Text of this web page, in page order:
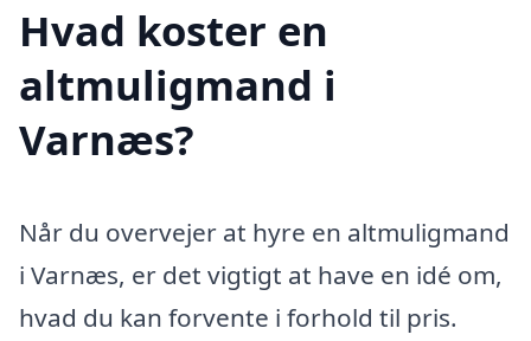
Hvad koster en
altmuligmand i
Varnæs?
Når du overvejer at hyre en altmuligmand
i Varnæs, er det vigtigt at have en idé om,
hvad du kan forvente i forhold til pris.